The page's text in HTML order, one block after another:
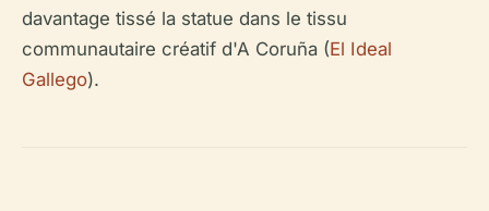
davantage tissé la statue dans le tissu
communautaire créatif d'A Coruña (El Ideal
Gallego).